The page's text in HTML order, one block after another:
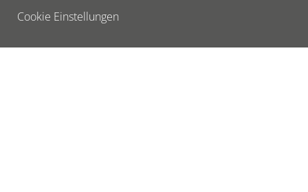
Cookie Einstellungen